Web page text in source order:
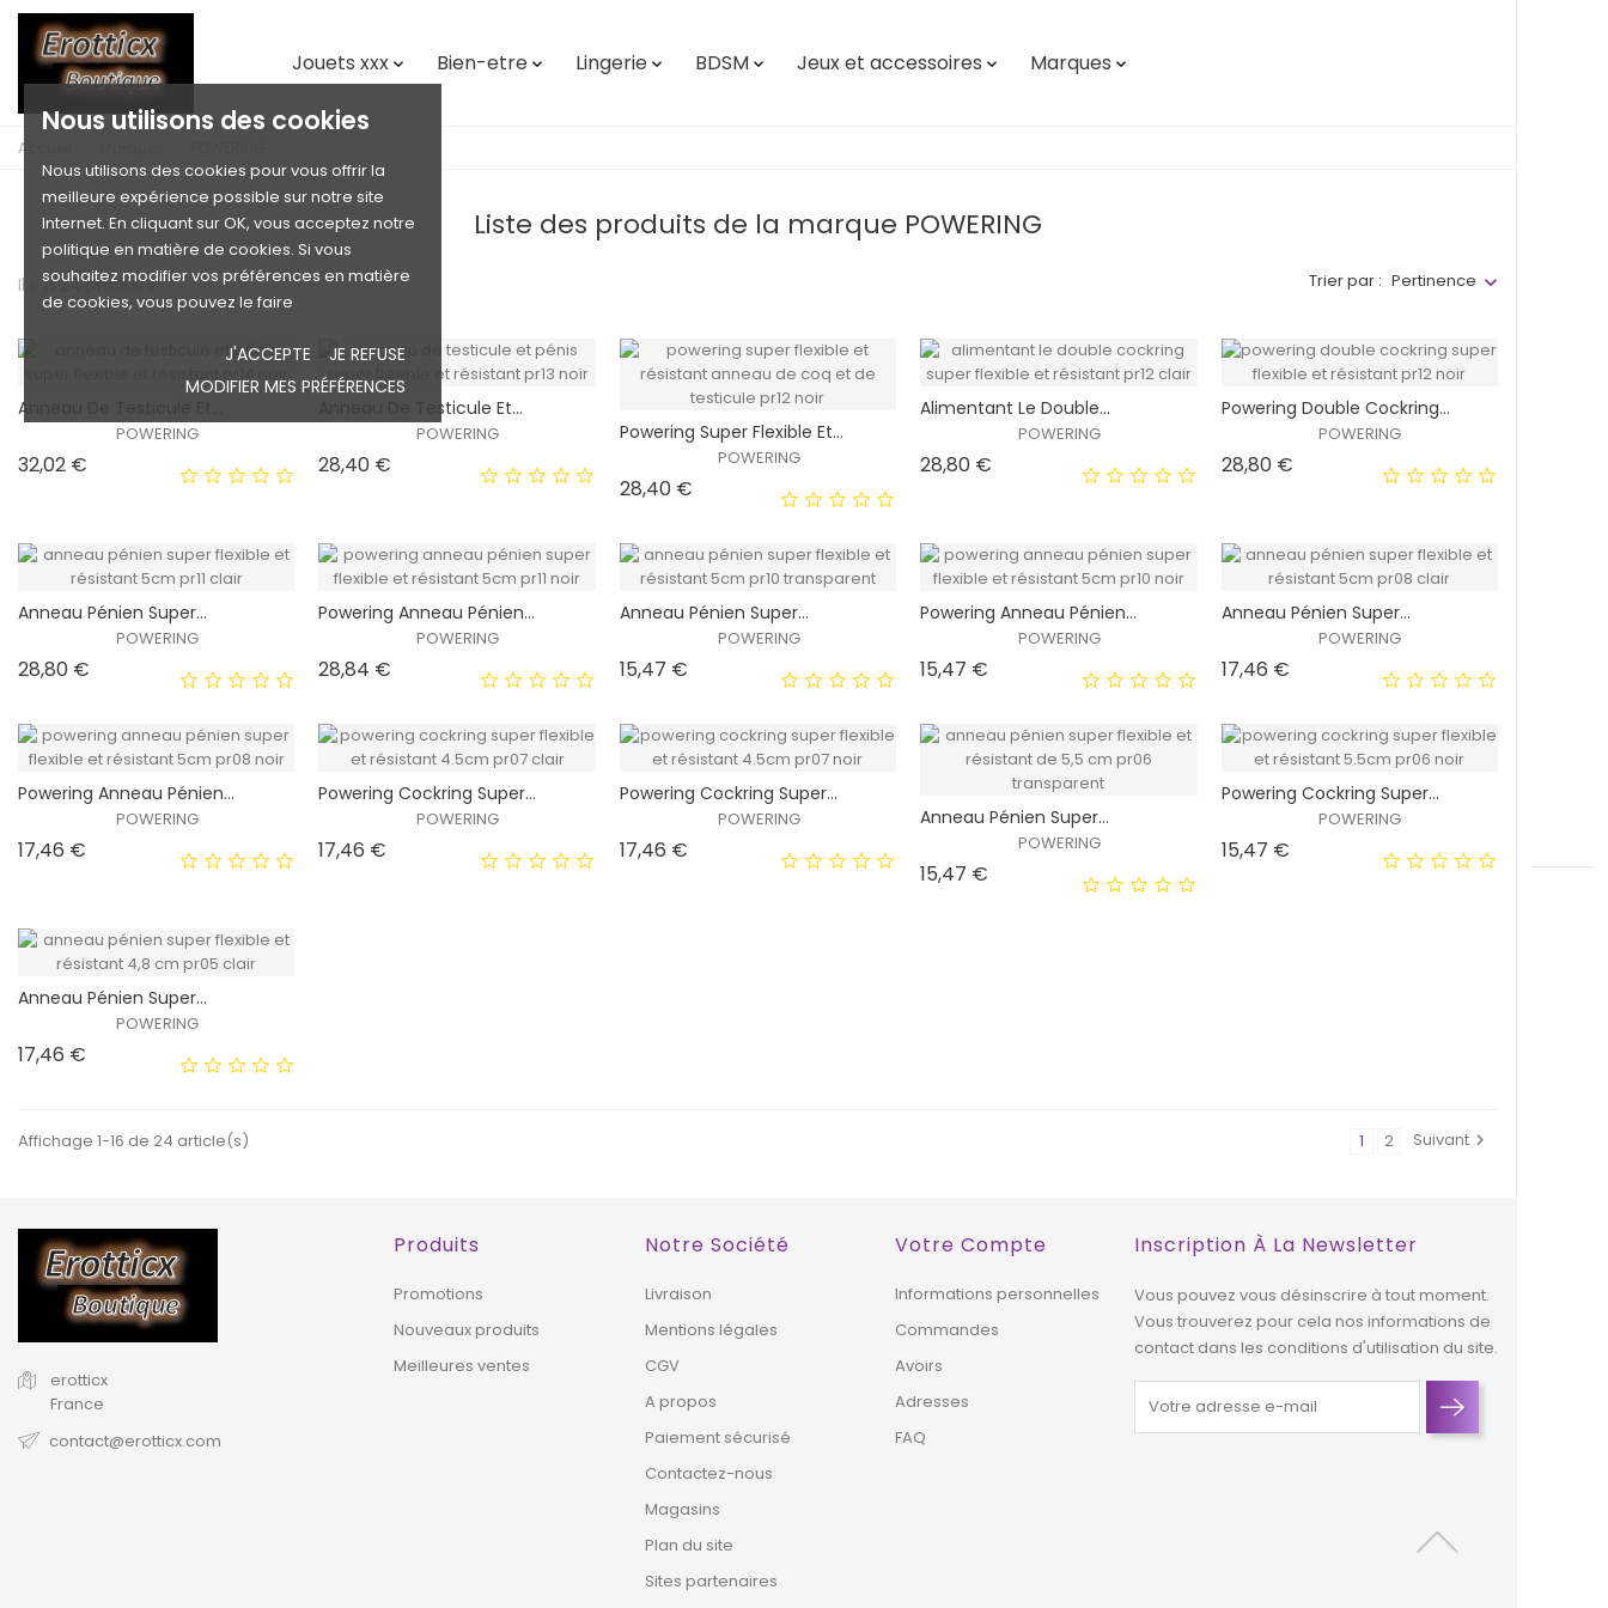
Nous utilisons des cookies
Nous utilisons des cookies pour vous offrir la
meilleure expérience possible sur notre site
Internet. En cliquant sur OK, vous acceptez notre
politique en matière de cookies. Si vous
souhaitez modifier vos préférences en matière
de cookies, vous pouvez le faire
J'ACCEPTE
JE REFUSE
MODIFIER MES PRÉFÉRENCES
Jouets xxx Bien-etre Lingerie BDSM Jeux et accessoires  Marques 
Accueil
Liste des produits de la marque POWERING
Il y a 24 produits. Trier par : Pertinence
EXCLUSIVITÉ
WEB !
HORS STOCK
Anneau De Testicule Et...
POWERING
32,02 €
EXCLUSIVITÉ
WEB !
HORS STOCK
Anneau De Testicule Et...
POWERING
28,40 €
EXCLUSIVITÉ
WEB !
HORS STOCK
Powering Super Flexible Et...
POWERING
28,40 €Prix
EXCLUSIVITÉ
WEB !
HORS STOCK
Alimentant Le Double...
POWERING
28,80 €
WEB !
HORS STOCK
Powering Double Cockring...
POWERING
28,80 €Prix
Anneau Pénien Super...
POWERING
28,80 €
Powering Anneau Pénien...
POWERING
28,84 €
EXCLUSIVITÉ
Anneau Pénien Super...
POWERING
15,47 €Prix
WEB !
HORS STOCK
Powering Anneau Pénien...
POWERING
15,47 €
Anneau Pénien Super...
POWERING
17,46 €Prix
WEB !
HORS STOCK
Powering Anneau Pénien...
POWERING
17,46 €
Powering Cockring Super...
POWERING
17,46 €
Powering Cockring Super...
POWERING
17,46 €Prix
Anneau Pénien Super...
POWERING
15,47 €
Powering Cockring Super...
POWERING
15,47 €Prix
WEB !
HORS STOCK
Anneau Pénien Super...
POWERING
17,46 €
Affichage 1-16 de 24 article(s) 1 2 Suivant
erotticx
France
contact@erotticx.com
Produits
Promotions
Nouveaux produits
Meilleures ventes
Notre Société
Livraison
Mentions légales
CGV
A propos
Paiement sécurisé
Contactez-nous
Magasins
Plan du site
Sites partenaires
Votre Compte
Informations personnelles
Commandes
Avoirs
Adresses
FAQ
Inscription À La Newsletter
Vous pouvez vous désinscrire à tout moment.
Vous trouverez pour cela nos informations de
contact dans les conditions d'utilisation du site.